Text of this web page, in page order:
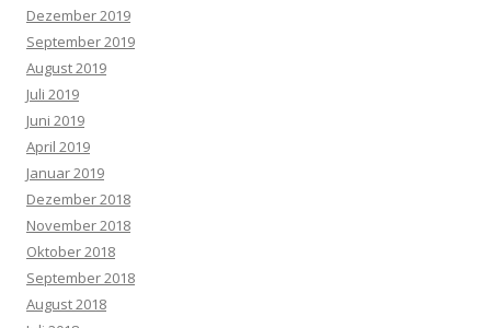
Dezember 2019
September 2019
August 2019
Juli 2019
Juni 2019
April 2019
Januar 2019
Dezember 2018
November 2018
Oktober 2018
September 2018
August 2018